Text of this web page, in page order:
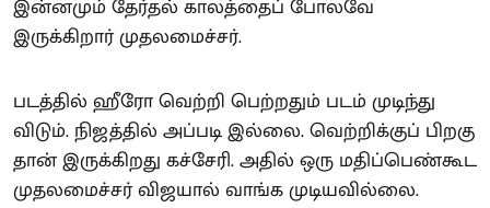
இன்னமும் தேர்தல் காலத்தைப் போலவே
இருக்கிறார் முதலமைச்சர்.
படத்தில் ஹீரோ வெற்றி பெற்றதும் படம் முடிந்து
விடும். நிஜத்தில் அப்படி இல்லை. வெற்றிக்குப் பிறகு
தான் இருக்கிறது கச்சேரி. அதில் ஒரு மதிப்பெண்கூட
முதலமைச்சர் விஜயால் வாங்க முடியவில்லை.